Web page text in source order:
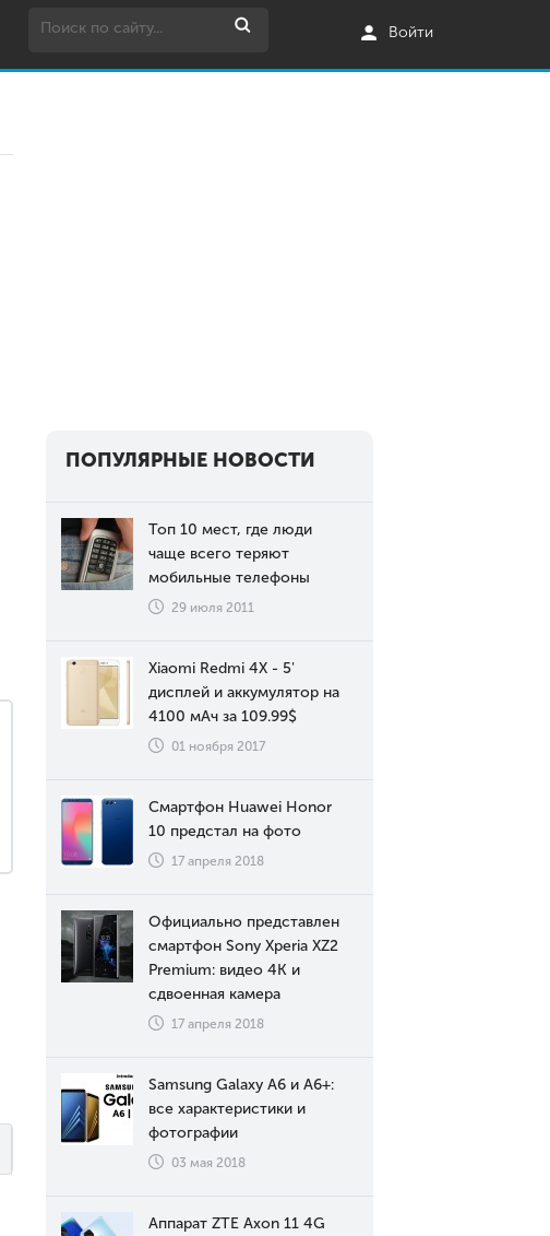
Войти
ПОПУЛЯРНЫЕ НОВОСТИ
Топ 10 мест, где люди
чаще всего теряют
мобильные телефоны
29 июля 2011
Xiaomi Redmi 4X - 5'
дисплей и аккумулятор на
4100 мАч за 109.99$
01 ноября 2017
Смартфон Huawei Honor
10 предстал на фото
17 апреля 2018
Официально представлен
смартфон Sony Xperia XZ2
Premium: видео 4К и
сдвоенная камера
17 апреля 2018
Samsung Galaxy A6 и A6+:
все характеристики и
фотографии
03 мая 2018
Аппарат ZTE Axon 11 4G